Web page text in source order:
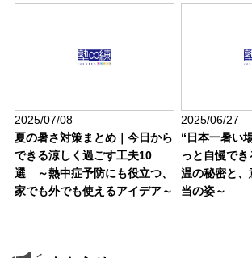
2025/07/08
夏の暑さ対策まとめ｜今日から
できる涼しく過ごす工夫10
選 ～熱中症予防にも役立つ、
家でも外でも使えるアイデア～
2025/06/27
“日本一暑い
っと自慢で
温の秘密と
当の姿～